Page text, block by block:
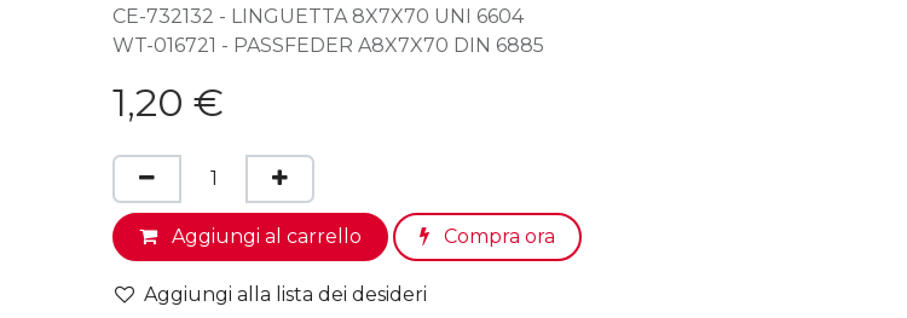
CE-732132 - LINGUETTA 8X7X70 UNI 6604
WT-016721 - PASSFEDER A8X7X70 DIN 6885
1,20 €
Aggiungi al carrello Compra ora
Aggiungi alla lista dei desideri